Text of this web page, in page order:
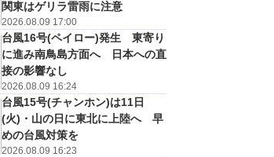
関東はゲリラ雷雨に注意
2026.08.09 17:00
台風16号(ペイロー)発生 東寄り
に進み南鳥島方面へ 日本への直
接の影響なし
2026.08.09 16:24
台風15号(チャンホン)は11日
(火)・山の日に東北に上陸へ 早
めの台風対策を
2026.08.09 16:23